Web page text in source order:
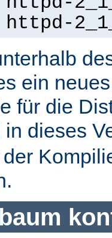
ein
für die
in dieses